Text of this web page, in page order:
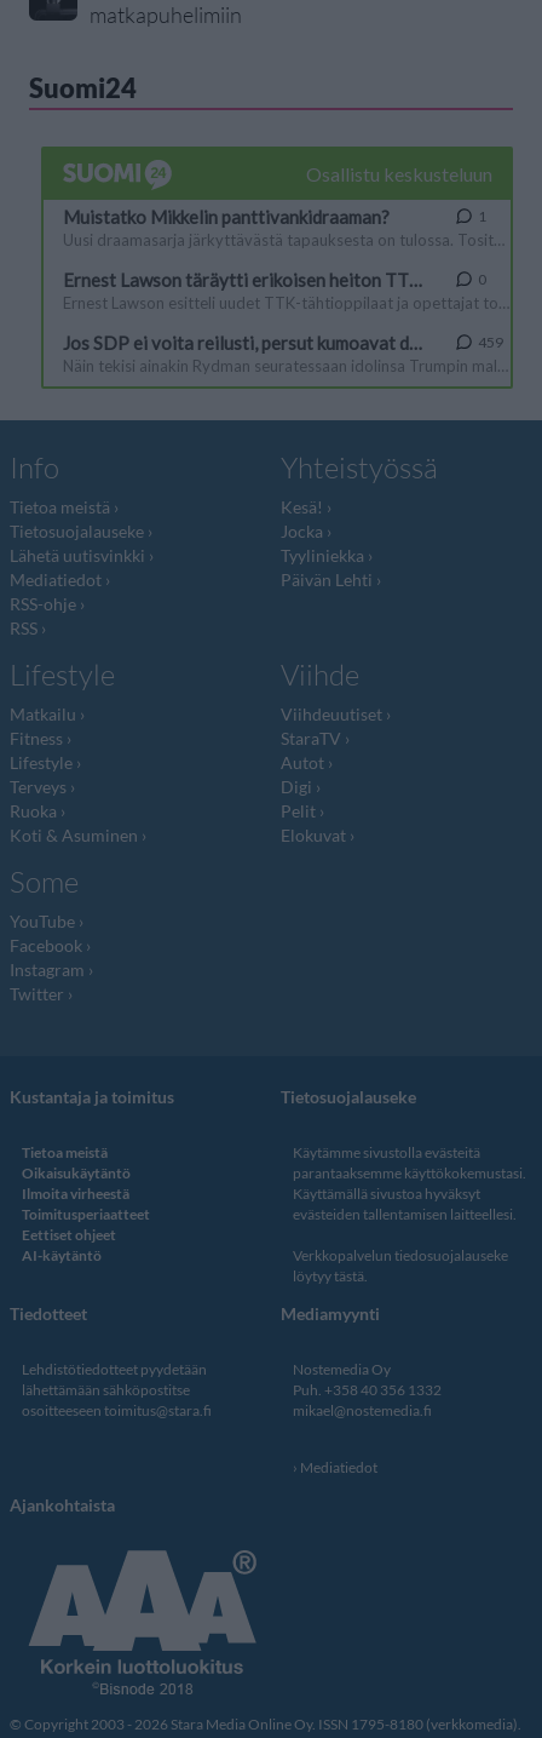
matkapuhelimiin
Suomi24
Info
Tietoa meistä
Tietosuojalauseke
Lähetä uutisvinkki
Mediatiedot
RSS-ohje
RSS
Yhteistyössä
Kesä!
Jocka
Tyyliniekka
Päivän Lehti
Lifestyle
Matkailu
Fitness
Lifestyle
Terveys
Ruoka
Koti & Asuminen
Viihde
Viihdeuutiset
StaraTV
Autot
Digi
Pelit
Elokuvat
Some
YouTube
Facebook
Instagram
Twitter
Kustantaja ja toimitus
Tietoa meistä
Oikaisukäytäntö
Ilmoita virheestä
Toimitusperiaatteet
Eettiset ohjeet
AI-käytäntö
Tietosuojalauseke
Käytämme sivustolla evästeitä
parantaaksemme käyttökokemustasi.
Käyttämällä sivustoa hyväksyt
evästeiden tallentamisen laitteellesi.
Verkkopalvelun tiedosuojalauseke
löytyy tästä.
Tiedotteet
Lehdistötiedotteet pyydetään
lähettämään sähköpostitse
osoitteeseen toimitus@stara.fi
Mediamyynti
Nostemedia Oy
Puh. +358 40 356 1332
mikael@nostemedia.fi
Mediatiedot
Ajankohtaista
© Copyright 2003 - 2026 Stara Media Online Oy. ISSN 1795-8180 (verkkomedia).